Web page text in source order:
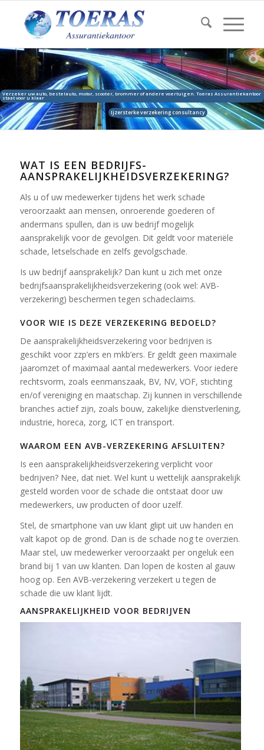
WAT IS EEN BEDRIJFS­
AANSPRAKELIJKHEIDS­VERZEKERING?
Als u of uw medewerker tijdens het werk schade
veroorzaakt aan mensen, onroerende goederen of
andermans spullen, dan is uw bedrijf mogelijk
aansprakelijk voor de gevolgen. Dit geldt voor materiële
schade, letselschade en zelfs gevolgschade.
Is uw bedrijf aansprakelijk? Dan kunt u zich met onze
bedrijfs­aansprakelijkheids­verzekering (ook wel: AVB-
verzekering) beschermen tegen schadeclaims.
VOOR WIE IS DEZE VERZEKERING BEDOELD?
De aansprakelijkheids­verzekering voor bedrijven is
geschikt voor zzp’ers en mkb’ers. Er geldt geen maximale
jaaromzet of maximaal aantal medewerkers. Voor iedere
rechtsvorm, zoals eenmanszaak, BV, NV, VOF, stichting
en/of vereniging en maatschap. Zij kunnen in verschillende
branches actief zijn, zoals bouw, zakelijke dienstverlening,
industrie, horeca, zorg, ICT en transport.
WAAROM EEN AVB-VERZEKERING AFSLUITEN?
Is een aansprakelijkheids­verzekering verplicht voor
bedrijven? Nee, dat niet. Wel kunt u wettelijk aansprakelijk
gesteld worden voor de schade die ontstaat door uw
medewerkers, uw producten of door uzelf.
Stel, de smartphone van uw klant glipt uit uw handen en
valt kapot op de grond. Dan is de schade nog te overzien.
Maar stel, uw medewerker veroorzaakt per ongeluk een
brand bij 1 van uw klanten. Dan lopen de kosten al gauw
hoog op. Een AVB-verzekering verzekert u tegen de
schade die uw klant lijdt.
AANSPRAKELIJKHEID VOOR BEDRIJVEN